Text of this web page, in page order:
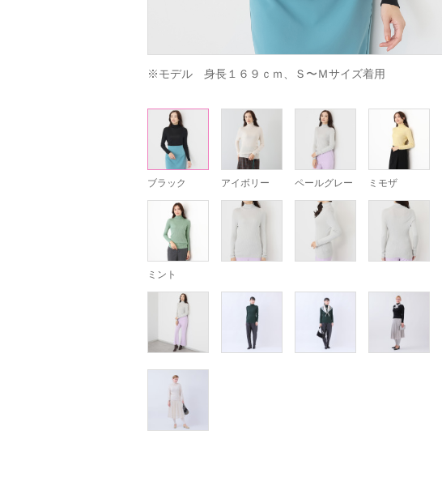
※モデル　身長１６９ｃｍ、Ｓ〜Ｍサイズ着用
ブラック アイボリー ペールグレー ミモザ
ミント